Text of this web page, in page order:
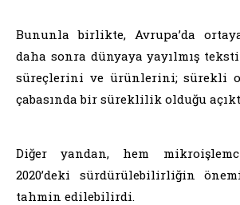
Bununla birlikte, Avrupa’da
daha sonra dünyaya yayılmış
süreçlerini ve ürünlerini; sürekli
çabasında bir süreklilik olduğu
Diğer yandan, hem
2020’deki sürdürülebilirliğin önemi
tahmin edilebilirdi.